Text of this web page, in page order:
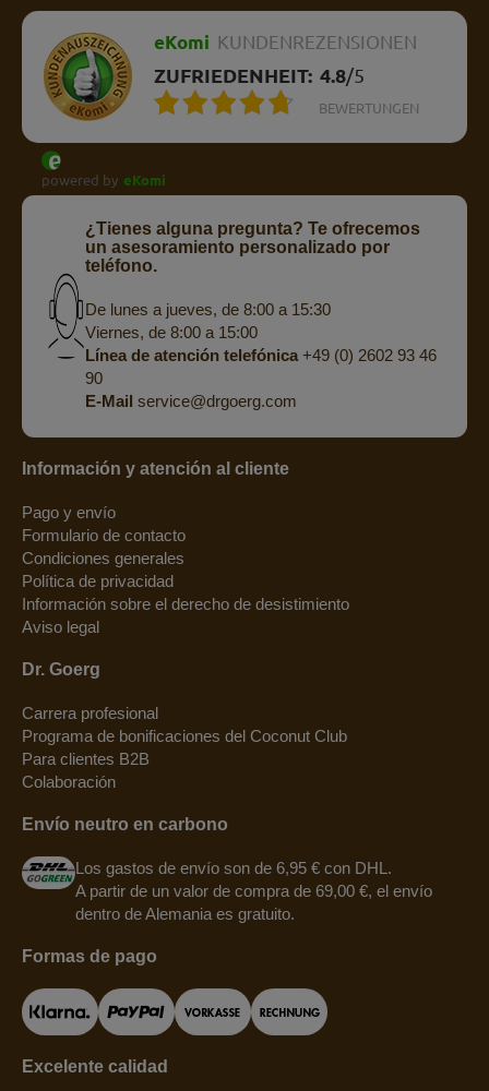
eKomi KUNDENREZENSIONEN
ZUFRIEDENHEIT: 4.8/5
BEWERTUNGEN
powered by eKomi
¿Tienes alguna pregunta? Te ofrecemos
un asesoramiento personalizado por
teléfono.
De lunes a jueves, de 8:00 a 15:30
Viernes, de 8:00 a 15:00
Línea de atención telefónica+49 (0) 2602 93 46
90
E-Mail service@drgoerg.com
Información y atención al cliente
Pago y envío
Formulario de contacto
Condiciones generales
Política de privacidad
Información sobre el derecho de desistimiento
Aviso legal
Dr. Goerg
Carrera profesional
Programa de bonificaciones del Coconut Club
Para clientes B2B
Colaboración
Envío neutro en carbono
Los gastos de envío son de 6,95 € con DHL.
A partir de un valor de compra de 69,00 €, el envío
dentro de Alemania es gratuito.
Formas de pago
Excelente calidad